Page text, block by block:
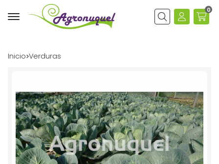
Buscar
0
Inicio verduras